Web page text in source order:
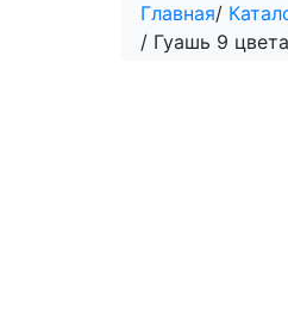
Главная/
/ Гуашь 9